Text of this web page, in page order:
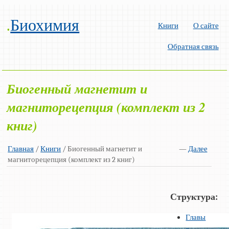
.Биохимия Книги О сайте
Обратная связь
Биогенный магнетит и
магниторецепция (комплект из 2
книг)
Главная / —Далее
Книги / Биогенный магнетит и
магниторецепция (комплект из 2 книг)
Структура:
Главы